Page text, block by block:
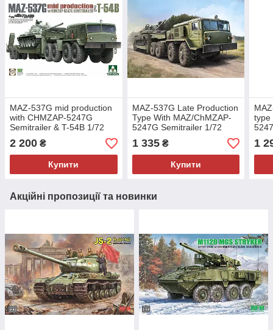
MAZ-537G mid production
with CHMZAP-5247G
Semitrailer & T-54B 1/72
Takom 5013
2 200 ₴
Купити
MAZ-537G Late Production
Type With MAZ/ChMZAP-
5247G Semitrailer 1/72
Trumpeter 07195
1 335₴
Купити
type
1
Акційні пропозиції та новинки